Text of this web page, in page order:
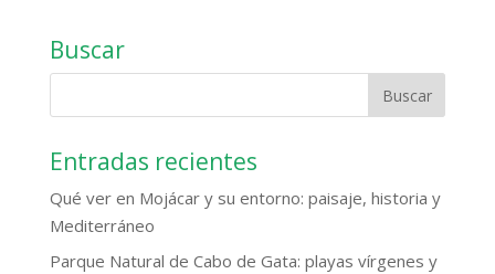
Buscar
Entradas recientes
Qué ver en Mojácar y su entorno: paisaje, historia y
Mediterráneo
Parque Natural de Cabo de Gata: playas vírgenes y